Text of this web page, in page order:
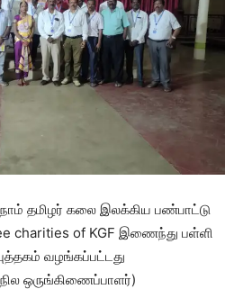
தமிழர் கலை இலக்கிய பண்பாட்டு
charities of KGF இணைந்து பள்ளி
வழங்கப்பட்டது
ஒருங்கிணைப்பாளர்)